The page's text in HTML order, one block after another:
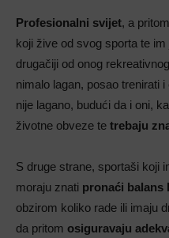
Profesionalni svijet, a
koji žive od svog sporta te
drugačiji od onog
nimalo lagan, posao trenirati
nije lagano, budući da i oni,
životne obveze te trebaju
S druge strane, sportaši koji
moraju znati pronaći balans
obzirom koliko rade ili imaju
da pritom osiguravaju